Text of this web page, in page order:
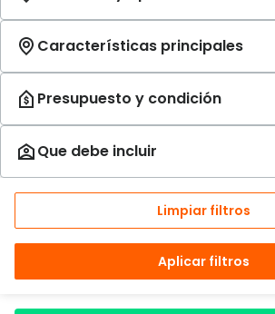
Limpiar filtros
Aplicar filtros